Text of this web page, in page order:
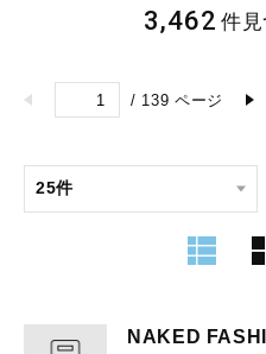
/ 139 ページ
3,462 件
NAKED